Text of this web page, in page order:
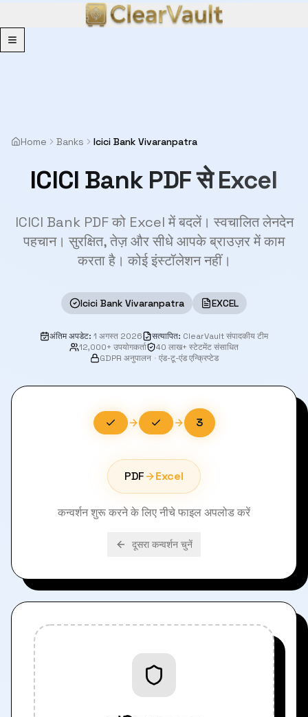
Menu
Home Banks Icici Bank Vivaranpatra
ICICI Bank PDF से Excel
ICICI Bank PDF को Excel में बदलें। स्वचालित लेनदेन
पहचान। सुरक्षित, तेज़ और सीधे आपके ब्राउज़र में काम
करता है। कोई इंस्टॉलेशन नहीं।
Icici Bank Vivaranpatra EXCEL
अंतिम अपडेट: 1 अगस्त 2026 सत्यापित: ClearVault संपादकीय टीम
12,000+ उपयोगकर्ता
40 लाख+ स्टेटमेंट संसाधित
GDPR अनुपालन · एंड-टू-एंड एन्क्रिप्टेड
3
PDF Excel
कन्वर्शन शुरू करने के लिए नीचे फाइल अपलोड करें
दूसरा कन्वर्शन चुनें